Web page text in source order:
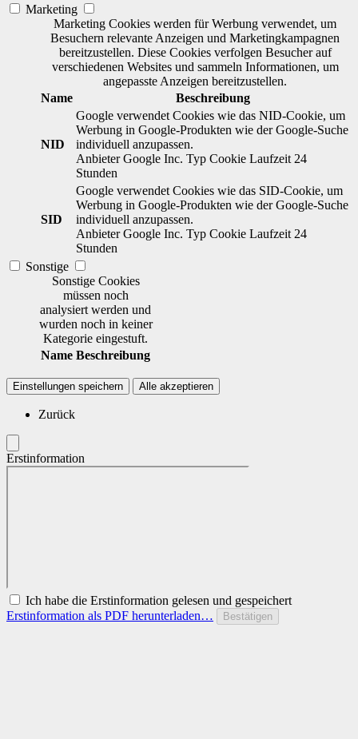
Marketing
Marketing Cookies werden für Werbung verwendet, um
Besuchern relevante Anzeigen und Marketingkampagnen
bereitzustellen. Diese Cookies verfolgen Besucher auf
verschiedenen Websites und sammeln Informationen, um
angepasste Anzeigen bereitzustellen.
Name
Beschreibung
NID
Google verwendet Cookies wie das NID-Cookie, um
Werbung in Google-Produkten wie der Google-Suche
individuell anzupassen.
Anbieter Google Inc. Typ Cookie Laufzeit 24
Stunden
SID
Google verwendet Cookies wie das SID-Cookie, um
Werbung in Google-Produkten wie der Google-Suche
individuell anzupassen.
Anbieter Google Inc. Typ Cookie Laufzeit 24
Stunden
Sonstige
Sonstige Cookies
müssen noch
analysiert werden und
wurden noch in keiner
Kategorie eingestuft.
Name Beschreibung
Einstellungen speichern Alle akzeptieren
Zurück
Erstinformation
Ich habe die Erstinformation gelesen und gespeichert
Erstinformation als PDF herunterladen…
Bestätigen